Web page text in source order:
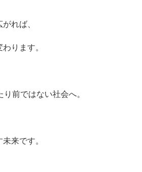
れば、
ります。
前ではない社会へ。
来です。